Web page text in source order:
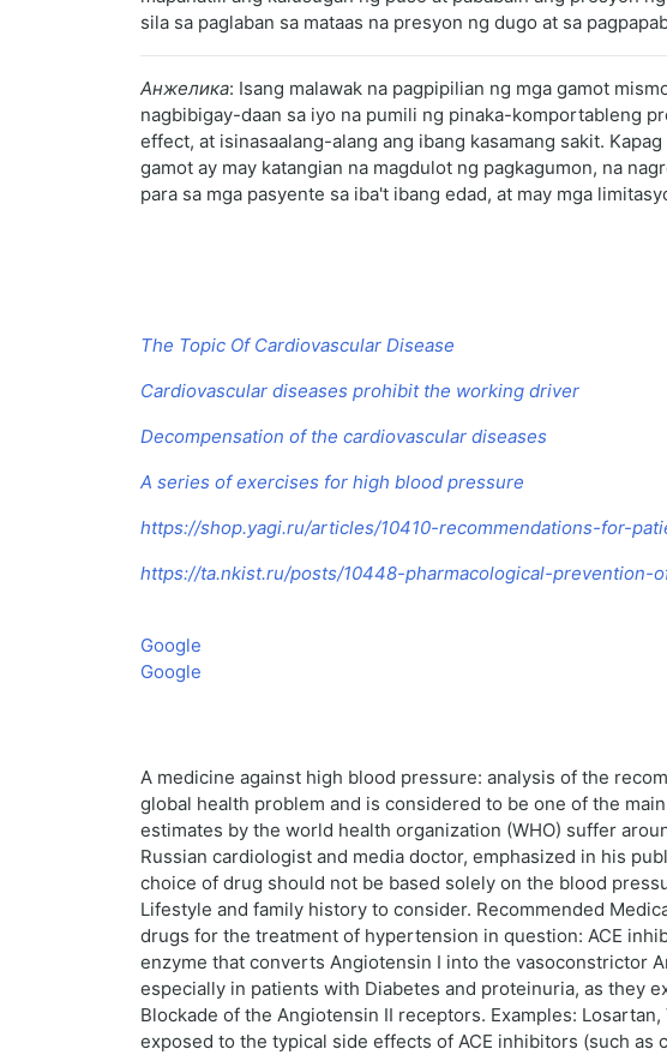
sila sa paglaban sa mataas na presyon ng dugo at sa
Анжелика: Isang malawak na pagpipilian ng mga gamot
nagbibigay-daan sa iyo na pumili ng pinaka-komportableng
effect, at isinasaalang-alang ang ibang kasamang sakit.
gamot ay may katangian na magdulot ng pagkagumon, na
para sa mga pasyente sa iba't ibang edad, at may mga
The Topic Of Cardiovascular Disease
Cardiovascular diseases prohibit the working driver
Decompensation of the cardiovascular diseases
A series of exercises for high blood pressure
https://shop.yagi.ru/articles/10410-recommendations-for-
https://ta.nkist.ru/posts/10448-pharmacological-prevention-
Google
Google
A medicine against high blood pressure: analysis of the
global health problem and is considered to be one of the
estimates by the world health organization (WHO) suffer
Russian cardiologist and media doctor, emphasized in his
choice of drug should not be based solely on the blood
Lifestyle and family history to consider. Recommended
drugs for the treatment of hypertension in question: ACE
enzyme that converts Angiotensin I into the vasoconstrictor
especially in patients with Diabetes and proteinuria, as they
Blockade of the Angiotensin II receptors. Examples:
exposed to the typical side effects of ACE inhibitors (such